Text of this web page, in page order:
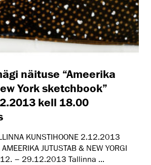
näituse “Ameerika
York sketchbook”
kell 18.00
KUNSTIHOONE 2.12.2013
JUTUSTAB & NEW YORGI
– 29.12.2013 Tallinna ...